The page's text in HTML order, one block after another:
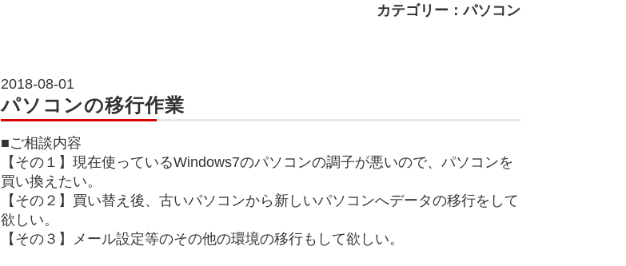
カテゴリー：パソコン
2018-08-01
パソコンの移行作業
■ご相談内容
【その１】現在使っているWindows7のパソコンの調子が悪いので、パソコンを
買い換えたい。
【その２】買い替え後、古いパソコンから新しいパソコンへデータの移行をして
欲しい。
【その３】メール設定等のその他の環境の移行もして欲しい。